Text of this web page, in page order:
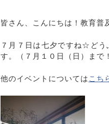
皆さん、こんにちは！教育普
７月７日は七夕ですね☆どう
す。（７月１０日（日）まで
他のイベントについては こち